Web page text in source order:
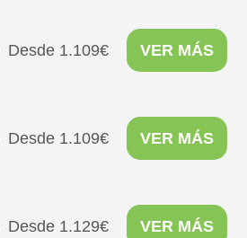
Desde 1.109€ VER MÁS
Desde 1.109€ VER MÁS
Desde 1.129€ VER MÁS